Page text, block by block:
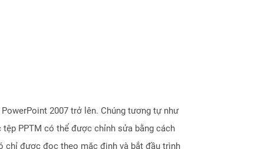
2007 trở lên. Chúng tương tự như
PPTM có thể được chỉnh sửa bằng cách
chỉ được đọc theo mặc định và bắt đầu trình